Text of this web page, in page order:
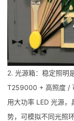
2. 光源箱：稳定照明
T259000 + 高照度 /
用大功率 LED 光源
势，可模拟不同光照